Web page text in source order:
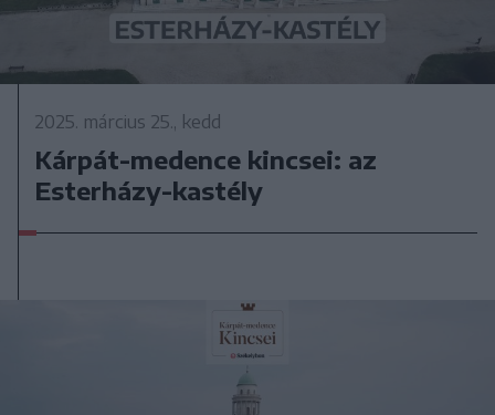
2025. március 25., kedd
Kárpát-medence kincsei: az
Esterházy-kastély